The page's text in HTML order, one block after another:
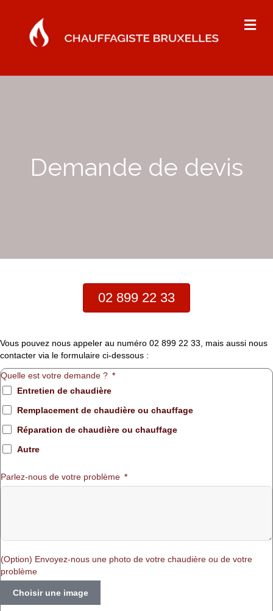
Demande de devis
02 899 22 33
Vous pouvez nous appeler au numéro 02 899 22 33, mais aussi nous
contacter via le formulaire ci-dessous :
Quelle est votre demande ?
Entretien de chaudière
Remplacement de chaudière ou chauffage
Réparation de chaudière ou chauffage
Autre
Parlez-nous de votre problème
(Option) Envoyez-nous une photo de votre chaudière ou de votre
problème
Choisir une image